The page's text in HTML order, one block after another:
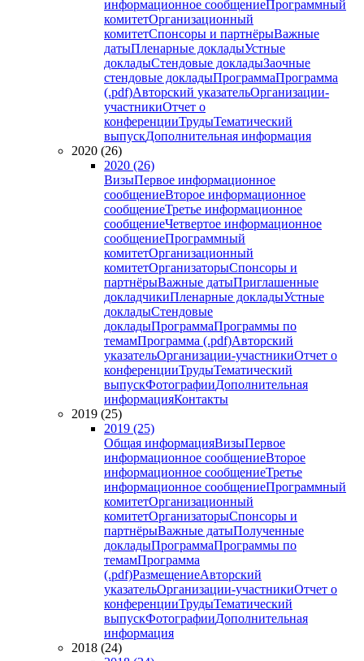
информационное сообщениеПрограммный
комитетОрганизационный
комитетСпонсоры и партнёрыВажные
датыПленарные докладыУстные
докладыСтендовые докладыЗаочные
стендовые докладыПрограммаПрограмма
(.pdf)Авторский указательОрганизации-
участникиОтчет о
конференцииТрудыТематический
выпускДополнительная информация
2020 (26)
2020 (26)
ВизыПервое информационное
сообщениеВторое информационное
сообщениеТретье информационное
сообщениеЧетвертое информационное
сообщениеПрограммный
комитетОрганизационный
комитетОрганизаторыСпонсоры и
партнёрыВажные датыПриглашенные
докладчикиПленарные докладыУстные
докладыСтендовые
докладыПрограммаПрограммы по
темамПрограмма (.pdf)Авторский
указательОрганизации-участникиОтчет о
конференцииТрудыТематический
выпускФотографииДополнительная
информацияКонтакты
2019 (25)
2019 (25)
Общая информацияВизыПервое
информационное сообщениеВторое
информационное сообщениеТретье
информационное сообщениеПрограммный
комитетОрганизационный
комитетОрганизаторыСпонсоры и
партнёрыВажные датыПолученные
докладыПрограммаПрограммы по
темамПрограмма
(.pdf)РазмещениеАвторский
указательОрганизации-участникиОтчет о
конференцииТрудыТематический
выпускФотографииДополнительная
информация
2018 (24)